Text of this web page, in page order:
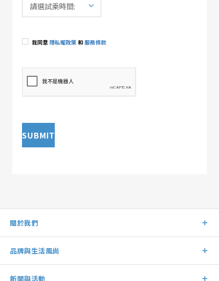
我同意 隱私權政策和服務條款
SUBMIT
關於我們
品牌與生活風尚
新聞與活動